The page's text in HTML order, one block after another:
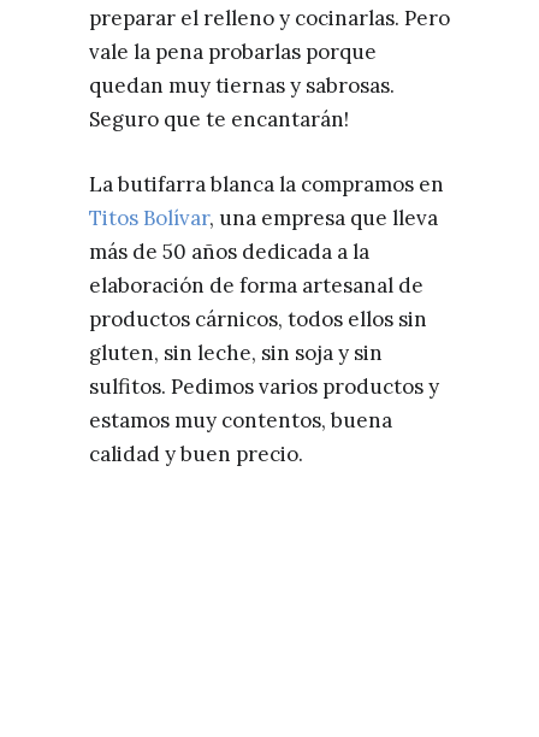
preparar el relleno y cocinarlas. Pero
vale la pena probarlas porque
quedan muy tiernas y sabrosas.
Seguro que te encantarán!
La butifarra blanca la compramos en
Titos Bolívar, una empresa que lleva
más de 50 años dedicada a la
elaboración de forma artesanal de
productos cárnicos, todos ellos sin
gluten, sin leche, sin soja y sin
sulfitos. Pedimos varios productos y
estamos muy contentos, buena
calidad y buen precio.